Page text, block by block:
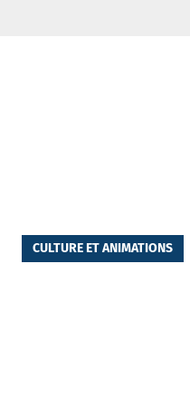
CULTURE ET ANIMATIONS